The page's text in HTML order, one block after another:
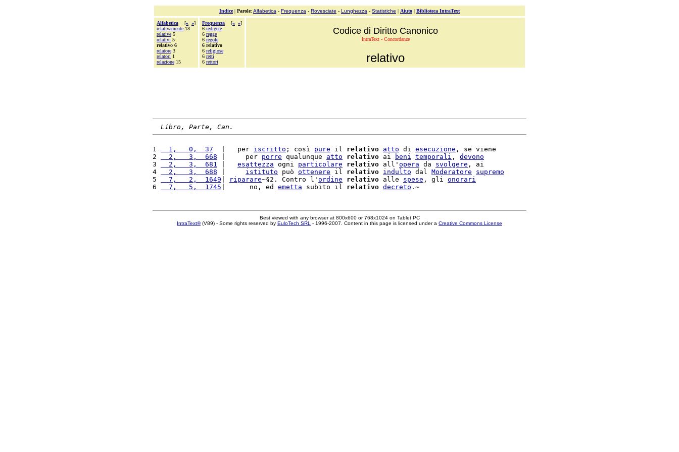
Indice| Parole: Alfabetica - Frequenza - Rovesciate - Lunghezza - Statistiche | Aiuto | Biblioteca IntraText
Alfabetica [« »]
relativamente 18
relative 5
relativi 5
relativo 6
relatore 3
relatori 1
relazione 15
Frequenza [« »]
6 redigere
6 regge
6 regole
6 relativo
6 religiose
6 retti
6 rettori
Codice di Diritto Canonico
IntraText - Concordanze
relativo
Libro, Parte, Can.
1
  1,   0,  37
  |   per
iscritto ; così pure il relativo atto di esecuzione , se viene
2
  2,   3,  668
|     per porre qualunque atto relativo ai beni temporali , devono
3
  2,   3,  681
esattezza ogni particolare relativo all' opera da svolgere , ai
4
  2,   3,  688
istituto può ottenere il relativo indulto dal Moderatore
supremo
5
  7,   2,  1649
riparare~§2. Contro l' ordine relativo alle spese , gli onorari
6
  7,   5,  1745
|      no, ed emetta subito il relativo decreto
Best viewed with any browser at 800x600 or 768x1024 on Tablet PC
IntraText®(V89) - Some rights reserved by EuloTech SRL - 1996-2007. Content in this page is licensed under a Creative Commons License